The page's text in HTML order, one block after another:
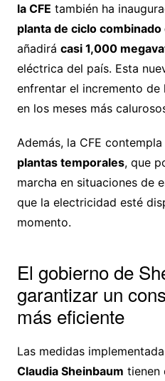
la CFE también ha
planta de ciclo combinado
añadirá casi 1,000
eléctrica del país. Esta
enfrentar el incremento de
en los meses más
Además, la CFE
plantas temporales, que
marcha en situaciones de
que la electricidad esté
momento.
El gobierno de
garantizar un
más eficiente
Las medidas
Claudia Sheinbaum tienen